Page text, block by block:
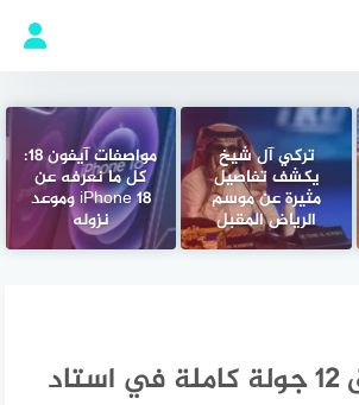
تركي آل شيخ
يكشف تفاصيل
مثيرة عن موسم
الرياض المقبل
مواصفات آيفون 18:
كل ما نعرفه عن
iPhone 18 وموعد
نزوله
شاكيرا تحقق 12 جولة كاملة في استاد